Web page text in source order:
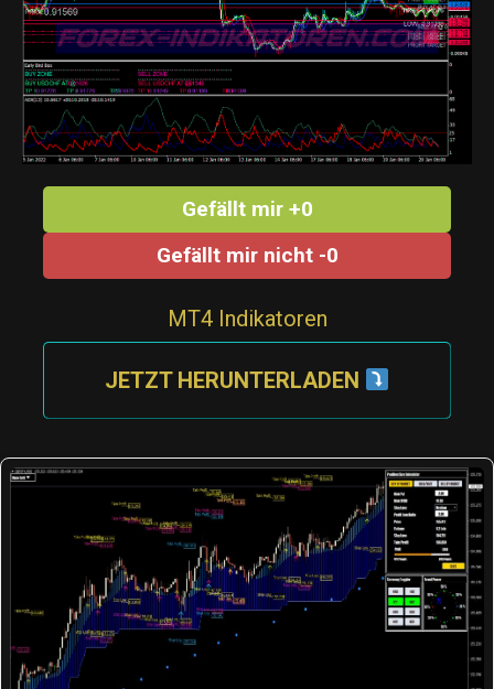
Gefällt mir +0
Gefällt mir nicht -0
MT4 Indikatoren
JETZT HERUNTERLADEN